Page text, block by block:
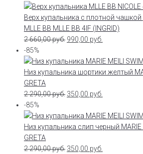
Верх купальника с плотной
MLLE BB MLLE BB 4IF (INGRID)
2 660,00руб. 990,00 руб.
-85%
Низ купальника шортики желтый
GRETA
2 290,00руб. 350,00 руб.
-85%
Низ купальника слип черный MARIE
GRETA
2 290,00руб. 350,00 руб.